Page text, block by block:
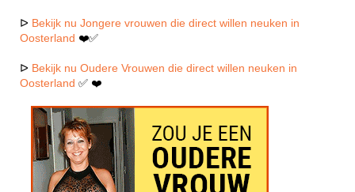
ᐅ Bekijk nu Jongere vrouwen die direct willen neuken in
Oosterland ❤️✅
ᐅ Bekijk nu Oudere Vrouwen die direct willen neuken in
Oosterland ✅ ❤️